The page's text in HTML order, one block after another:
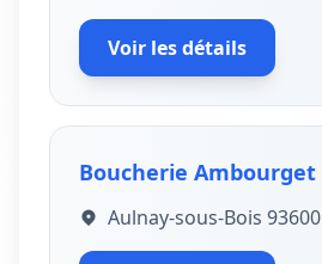
Voir les détails
Boucherie Ambourget
Aulnay-sous-Bois 93600